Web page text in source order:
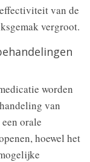
van de
vergroot.
worden
van
orale
hoewel het